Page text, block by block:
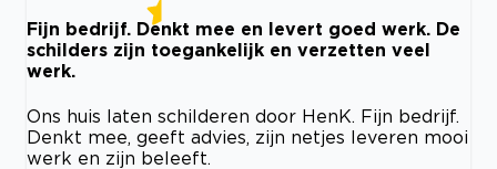
Fijn bedrijf. Denkt mee en levert goed werk. De
schilders zijn toegankelijk en verzetten veel
werk.
Ons huis laten schilderen door HenK. Fijn bedrijf.
Denkt mee, geeft advies, zijn netjes leveren mooi
werk en zijn beleeft.